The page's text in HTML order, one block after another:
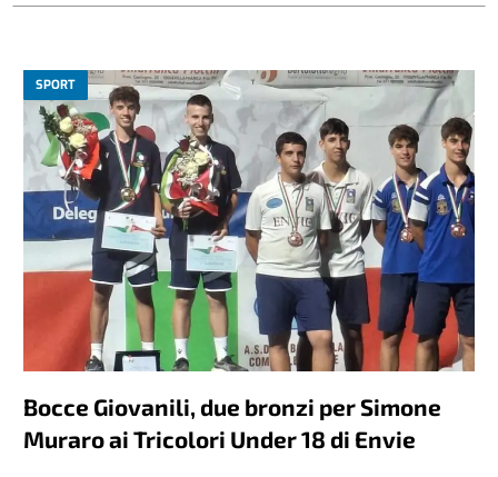
SPORT
Bocce Giovanili, due bronzi per Simone
Muraro ai Tricolori Under 18 di Envie